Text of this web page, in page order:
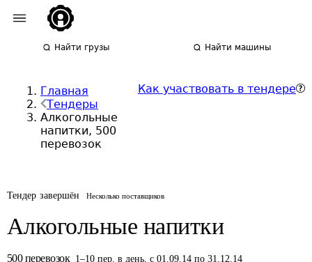
Найти грузы Найти машины
Главная
Тендеры
Алкогольные
напитки, 500
перевозок
Как участвовать в тендере
Тендер завершён Несколько поставщиков
Алкогольные напитки
500 перевозок 1–10 пер. в день,с 01.09.14 по 31.12.14